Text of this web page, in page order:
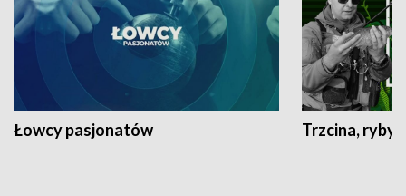
Łowcy pasjonatów Trzcina, ryby